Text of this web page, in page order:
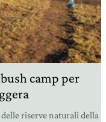
camp per
riserve naturali della